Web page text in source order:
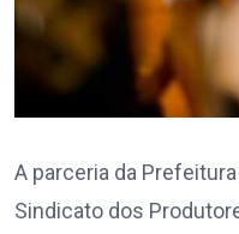
A parceria da
Sindicato dos